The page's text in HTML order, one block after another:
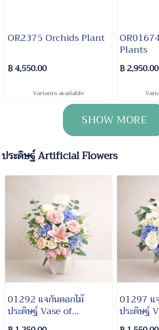
OR2375 Orchids Plant
฿ 4,550.00
Variants available
OR01674
Plants
฿ 2,950.00
SHOW MORE
ประดิษฐ์ Artificial Flowers
01292 แจกันดอกไม้
ประดิษฐ์ Vase of
Artificial Flowers
01297 แ
ประดิษฐ์​ Vase of
Artificial